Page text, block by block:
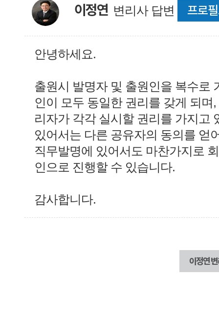
이정연 변리사 답변 프로
안녕하세요.
출원시 발명자 및 출원인을 복수로
인이 모두 동일한 권리를 갖게 되
리자가 각각 실시할 권리를 가지고
있어서는 다른 공유자의 동의를 얻
직무발명에 있어서도 마찬가지로
인으로 진행할 수 있습니다.
감사합니다.
이정연